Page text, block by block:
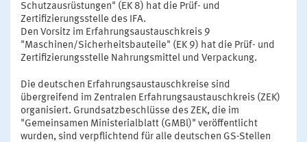
Schutzausrüstungen" (EK 8) hat die Prüf- und
Zertifizierungsstelle des IFA.
Den Vorsitz im Erfahrungsaustauschkreis 9
"Maschinen/Sicherheitsbauteile" (EK 9) hat die Prüf- und
Zertifizierungsstelle Nahrungsmittel und Verpackung.
Die deutschen Erfahrungsaustauschkreise sind
übergreifend im Zentralen Erfahrungsaustauschkreis (ZEK)
organisiert. Grundsatzbeschlüsse des ZEK, die im
"Gemeinsamen Ministerialblatt (GMBl)" veröffentlicht
wurden, sind verpflichtend für alle deutschen GS-Stellen